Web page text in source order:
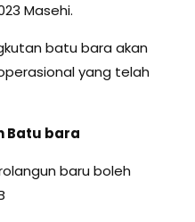
Masehi.
batu bara akan
yang telah
Batu bara
baru boleh